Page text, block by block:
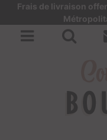
Frais de livraison